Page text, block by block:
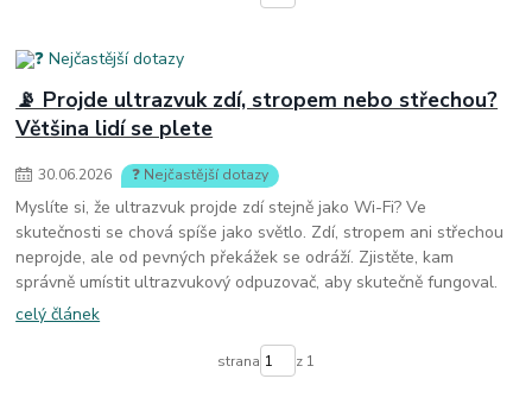
📡 Projde ultrazvuk zdí, stropem nebo střechou?
Většina lidí se plete
30.06.2026 ❓ Nejčastější dotazy
Myslíte si, že ultrazvuk projde zdí stejně jako Wi-Fi? Ve
skutečnosti se chová spíše jako světlo. Zdí, stropem ani střechou
neprojde, ale od pevných překážek se odráží. Zjistěte, kam
správně umístit ultrazvukový odpuzovač, aby skutečně fungoval.
celý článek
strana z 1